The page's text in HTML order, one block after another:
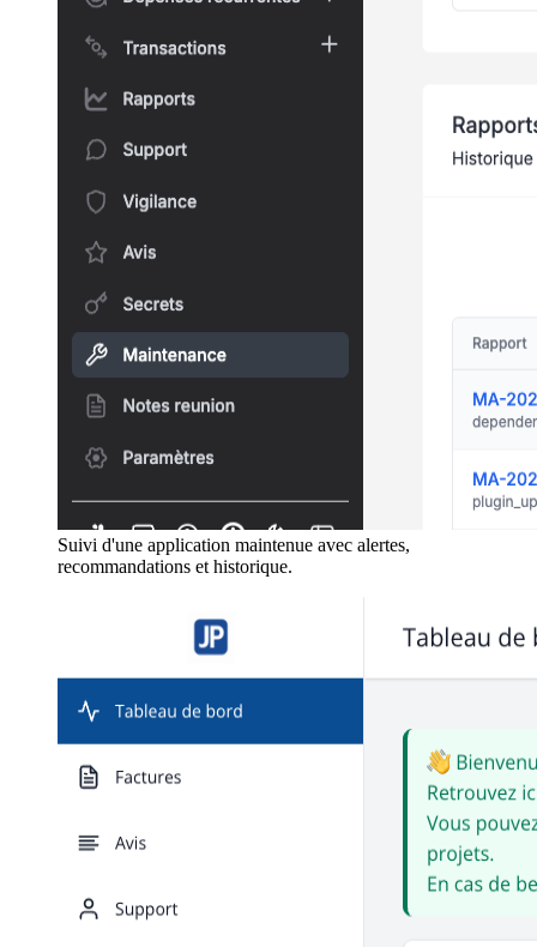
Suivi d'une application maintenue avec alertes,
recommandations et historique.